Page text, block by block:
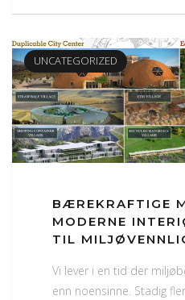
UNCATEGORIZED
BÆREKRAFTIGE
MODERNE
TIL
Vi lever i en tid der
enn noensinne. Stadig